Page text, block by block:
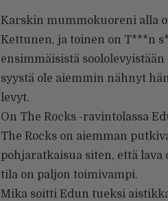
Karskin mummokuoreni alla
Kettunen, ja toinen on T***n
ensimmäisistä
syystä ole aiemmin nähnyt
levyt.
On The Rocks -ravintolassa
The Rocks on aiemman
pohjaratkaisua siten, että lava
tila on paljon toimivampi.
Mika soitti Edun tueksi